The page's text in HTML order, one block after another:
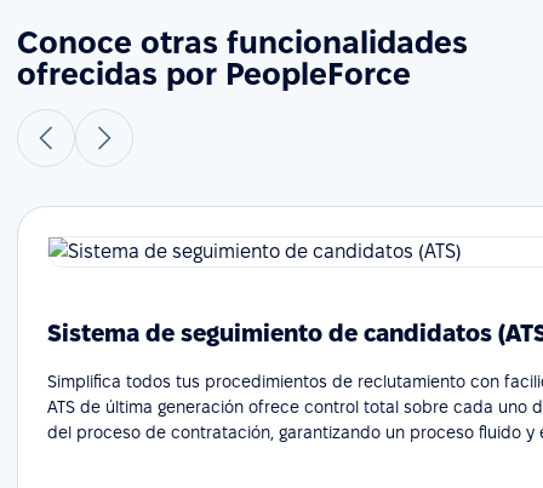
Conoce otras funcionalidades
ofrecidas por PeopleForce
Sistema de seguimiento de candidatos
Simplifica todos tus procedimientos de reclutamiento con
ATS de última generación ofrece control total sobre cada uno
del proceso de contratación, garantizando un proceso fluido y